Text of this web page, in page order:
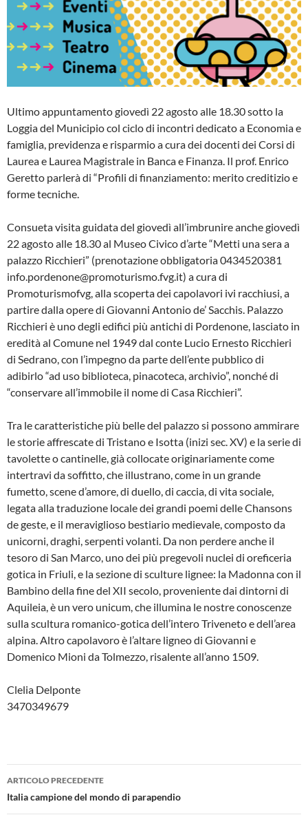
Ultimo appuntamento giovedì 22 agosto alle 18.30 sotto la
Loggia del Municipio col ciclo di incontri dedicato a Economia e
famiglia, previdenza e risparmio a cura dei docenti dei Corsi di
Laurea e Laurea Magistrale in Banca e Finanza. Il prof. Enrico
Geretto parlerà di “Profili di finanziamento: merito creditizio e
forme tecniche.
Consueta visita guidata del giovedì all’imbrunire anche giovedì
22 agosto alle 18.30 al Museo Civico d’arte “Metti una sera a
palazzo Ricchieri” (prenotazione obbligatoria 0434520381
info.pordenone@promoturismo.fvg.it) a cura di
Promoturismofvg, alla scoperta dei capolavori ivi racchiusi, a
partire dalla opere di Giovanni Antonio de’ Sacchis. Palazzo
Ricchieri è uno degli edifici più antichi di Pordenone, lasciato in
eredità al Comune nel 1949 dal conte Lucio Ernesto Ricchieri
di Sedrano, con l’impegno da parte dell’ente pubblico di
adibirlo “ad uso biblioteca, pinacoteca, archivio”, nonché di
“conservare all’immobile il nome di Casa Ricchieri”.
Tra le caratteristiche più belle del palazzo si possono ammirare
le storie affrescate di Tristano e Isotta (inizi sec. XV) e la serie di
tavolette o cantinelle, già collocate originariamente come
intertravi da soffitto, che illustrano, come in un grande
fumetto, scene d’amore, di duello, di caccia, di vita sociale,
legata alla traduzione locale dei grandi poemi delle Chansons
de geste, e il meraviglioso bestiario medievale, composto da
unicorni, draghi, serpenti volanti. Da non perdere anche il
tesoro di San Marco, uno dei più pregevoli nuclei di oreficeria
gotica in Friuli, e la sezione di sculture lignee: la Madonna con il
Bambino della fine del XII secolo, proveniente dai dintorni di
Aquileia, è un vero unicum, che illumina le nostre conoscenze
sulla scultura romanico-gotica dell’intero Triveneto e dell’area
alpina. Altro capolavoro è l’altare ligneo di Giovanni e
Domenico Mioni da Tolmezzo, risalente all’anno 1509.
Clelia Delponte
3470349679
Navigazione
articolo
ARTICOLO PRECEDENTE
Italia campione del mondo di parapendio